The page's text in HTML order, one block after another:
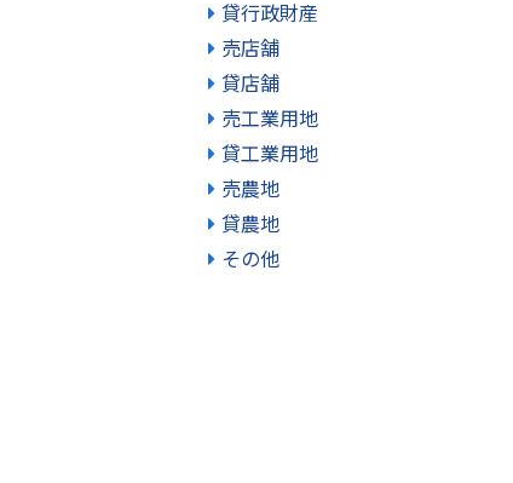
貸行政財産
売店舗
貸店舗
売工業用地
貸工業用地
売農地
貸農地
その他